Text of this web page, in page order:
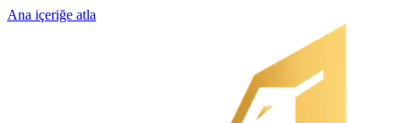
Ana içeriğe atla